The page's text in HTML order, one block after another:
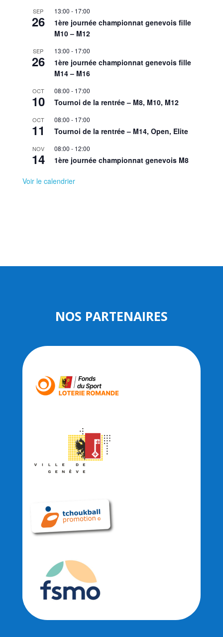
SEP
26
13:00 - 17:00
1ère journée championnat genevois fille
M10 – M12
SEP
26
13:00 - 17:00
1ère journée championnat genevois fille
M14 – M16
OCT
10
08:00 - 17:00
Tournoi de la rentrée – M8, M10, M12
OCT
11
08:00 - 17:00
Tournoi de la rentrée – M14, Open, Elite
NOV
14
08:00 - 12:00
1ère journée championnat genevois M8
Voir le calendrier
NOS PARTENAIRES